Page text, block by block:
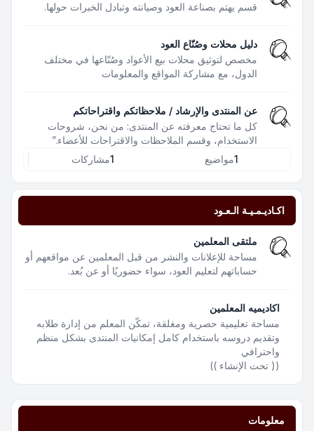
قسم يهتم بصناعة العود وصيانته وتبادل الخبرات حولها.
دليل محلات وصُنّاع العود
مخصص لتوثيق محلات بيع الأعواد وصُنّاعها في مختلف
الدول، مع مشاركة المواقع والمعلومات
عن المنتدى والإرشاد / ملاحظاتكم واقتراحاتكم
كل ما تحتاج معرفته عن المنتدى: من نحن، شروحات
الاستخدام، وقسم الملاحظات والاقتراحات للأعضاء.”
1مواضيع 1مشاركات
اكـاديـمـيـة الـعـود
ملتقى المعلمين
مساحة للإعلانات والنشر من قبل المعلمين عن مواقعهم أو
حساباتهم لتعليم العود، سواء حضوريًا أو عن بُعد.
اكاديميه المعلمين
مساحة تعليمية حصرية ومغلقة، تمكّن المعلم من إدارة طلابه
وتقديم دروسه باستخدام كامل إمكانيات المنتدى بشكل منظم
واحترافي
(( تحت الإنشاء ))
معلومات